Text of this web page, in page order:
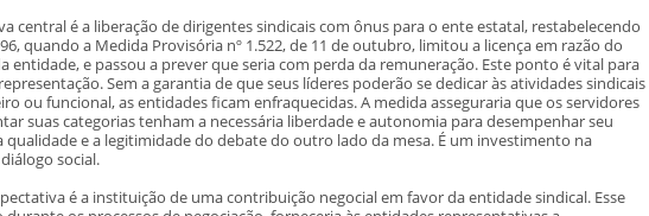
central é a liberação de dirigentes sindicais com ônus para o ente estatal, restabelecendo
quando a Medida Provisória nº 1.522, de 11 de outubro, limitou a licença em razão do
entidade, e passou a prever que seria com perda da remuneração. Este ponto é vital para
Sem a garantia de que seus líderes poderão se dedicar às atividades sindicais
ou funcional, as entidades ficam enfraquecidas. A medida asseguraria que os servidores
suas categorias tenham a necessária liberdade e autonomia para desempenhar seu
qualidade e a legitimidade do debate do outro lado da mesa. É um investimento na
social.
é a instituição de uma contribuição negocial em favor da entidade sindical. Esse